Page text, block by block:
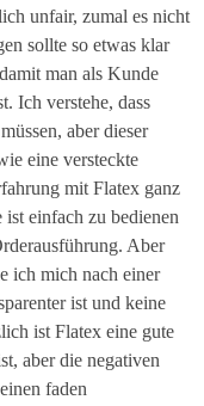
unfair, zumal es nicht
sollte so etwas klar
man als Kunde
Ich verstehe, dass
aber dieser
eine versteckte
mit Flatex ganz
einfach zu bedienen
Aber
ich mich nach einer
ist und keine
ist Flatex eine gute
aber die negativen
faden